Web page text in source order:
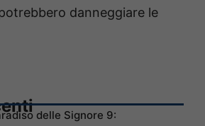
danneggiare le
delle Signore 9: